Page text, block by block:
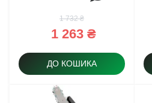
1 732 ₴
1 263 ₴
ДО КОШИКА